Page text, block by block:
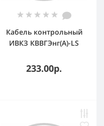
Кабель контрольный
ИВКЗ КВВГЭнг(А)-LS
233.00р.